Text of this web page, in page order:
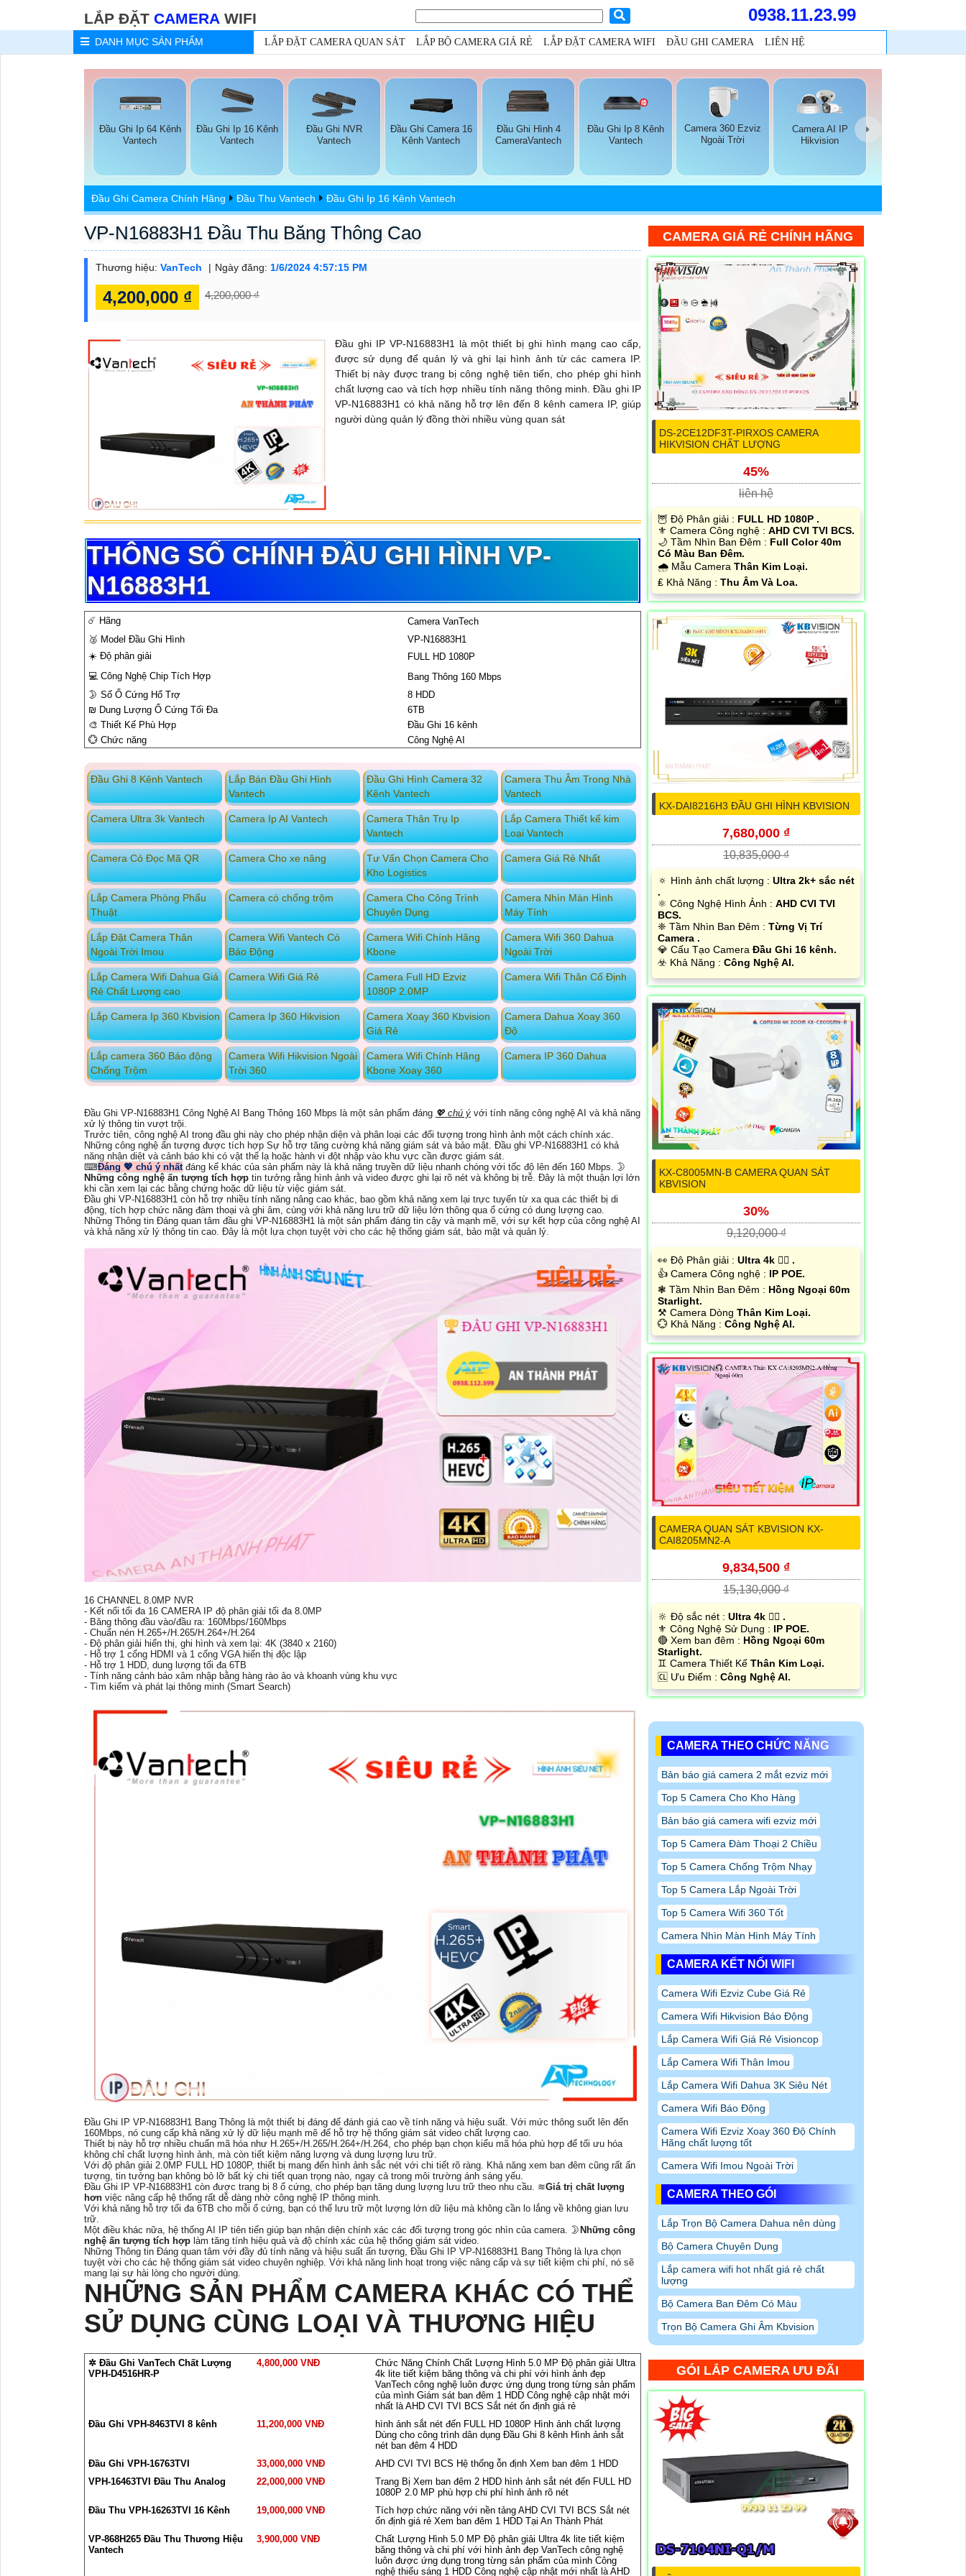
LẮP ĐẶT CAMERA WIFI 0938.11.23.99
DANH MỤC SẢN PHẨM LẮP ĐẶT CAMERA QUAN SÁT LẮP BỘ CAMERA GIÁ RẺ LẮP ĐẶT CAMERA WIFI ĐẦU GHI CAMERA LIÊN HỆ
Đầu Ghi Ip 64 Kênh
Vantech
Đầu Ghi Ip 16 Kênh
Vantech
Đầu Ghi NVR
Vantech
Đầu Ghi Camera 16
Kênh Vantech
Đầu Ghi Hình 4
CameraVantech
Đầu Ghi Ip 8 Kênh
Vantech
Camera 360 Ezviz
Ngoài Trời
Camera AI IP
Hikvision
Đầu Ghi Camera Chính Hãng Đầu Thu Vantech Đầu Ghi Ip 16 Kênh Vantech
VP-N16883H1 Đầu Thu Băng Thông Cao
Thương hiệu: VanTech Ngày đăng: 1/6/2024 4:57:15 PM
4,200,000 ₫ 4,200,000 ₫
Đầu ghi IP VP-N16883H1 là một thiết bị ghi hình mạng cao cấp,
được sử dụng để quản lý và ghi lại hình ảnh từ các camera IP.
Thiết bị này được trang bị công nghệ tiên tiến, cho phép ghi hình
chất lượng cao và tích hợp nhiều tính năng thông minh. Đầu ghi IP
VP-N16883H1 có khả năng hỗ trợ lên đến 8 kênh camera IP, giúp
người dùng quản lý đồng thời nhiều vùng quan sát
THÔNG SỐ CHÍNH ĐẦU GHI HÌNH VP-
N16883H1
☄️ Hãng
Camera VanTech
️🥈 Model Đầu Ghi Hình
VP-N16883H1
☀️ Độ phân giải
FULL HD 1080P
💻 Công Nghệ Chip Tích Hợp
Bang Thông 160 Mbps
🌛 Số Ổ Cứng Hổ Trợ
8 HDD
₪ Dung Lượng Ổ Cứng Tối Đa
6TB
🎨 Thiết Kế Phù Hợp
Đầu Ghi 16 kênh
💮 Chức năng
Công Nghệ AI
Đầu Ghi 8 Kênh Vantech
Lắp Bán Đầu Ghi Hình
Vantech
Đầu Ghi Hình Camera 32
Kênh Vantech
Camera Thu Âm Trong Nhà
Vantech
Camera Ultra 3k Vantech Camera Ip AI Vantech
Camera Thân Trụ Ip
Vantech
Lắp Camera Thiết kế kim
Loại Vantech
Camera Có Đọc Mã QR Camera Cho xe nâng
Tư Vấn Chọn Camera Cho
Kho Logistics
Camera Giá Rẻ Nhất
Lắp Camera Phòng Phẩu
Thuật
Camera có chống trộm
Camera Cho Công Trình
Chuyên Dụng
Camera Nhìn Màn Hình
Máy Tính
Lắp Đặt Camera Thân
Ngoài Trời Imou
Camera Wifi Vantech Có
Báo Động
Camera Wifi Chính Hãng
Kbone
Camera Wifi 360 Dahua
Ngoài Trời
Lắp Camera Wifi Dahua Giá
Rẻ Chất Lượng cao
Camera Wifi Giá Rẻ
Camera Full HD Ezviz
1080P 2.0MP
Camera Wifi Thân Cố Định
Lắp Camera Ip 360 Kbvision Camera Ip 360 Hikvision
Camera Xoay 360 Kbvision
Giá Rẻ
Camera Dahua Xoay 360
Độ
Lắp camera 360 Báo động
Chống Trộm
Camera Wifi Hikvision Ngoài
Trời 360
Camera Wifi Chính Hãng
Kbone Xoay 360
Camera IP 360 Dahua
Đầu Ghi VP-N16883H1 Công Nghệ AI Bang Thông 160 Mbps là một sản phẩm đáng 💖 chú ý với tính năng công nghệ AI và khả năng
xử lý thông tin vượt trội.
Trước tiên, công nghệ AI trong đầu ghi này cho phép nhận diện và phân loại các đối tượng trong hình ảnh một cách chính xác.
Những công nghệ ấn tượng được tích hợp Sự hỗ trợ tăng cường khả năng giám sát và bảo mật. Đầu ghi VP-N16883H1 có khả
năng nhận diệt và cảnh báo khi có vật thể lạ hoặc hành vi đột nhập vào khu vực cần được giám sát.
⌨Đáng 💖 chú ý nhấtđáng kể khác của sản phẩm này là khả năng truyền dữ liệu nhanh chóng với tốc độ lên đến 160 Mbps. 🌛
Những công nghệ ấn tượng tích hợp tin tưởng rằng hình ảnh và video được ghi lại rõ nét và không bị trễ. Đây là một thuận lợi lớn
khi cần xem lại các bằng chứng hoặc dữ liệu từ việc giám sát.
Đầu ghi VP-N16883H1 còn hỗ trợ nhiều tính năng nâng cao khác, bao gồm khả năng xem lại trực tuyến từ xa qua các thiết bị di
động, tích hợp chức năng đàm thoại và ghi âm, cùng với khả năng lưu trữ dữ liệu lớn thông qua ổ cứng có dung lượng cao.
Những Thông tin Đáng quan tâm đầu ghi VP-N16883H1 là một sản phẩm đáng tin cậy và mạnh mẽ, với sự kết hợp của công nghệ AI
và khả năng xử lý thông tin cao. Đây là một lựa chọn tuyệt vời cho các hệ thống giám sát, bảo mật và quản lý.
16 CHANNEL 8.0MP NVR
- Kết nối tối đa 16 CAMERA IP độ phân giải tối đa 8.0MP
- Băng thông đầu vào/đầu ra: 160Mbps/160Mbps
- Chuẩn nén H.265+/H.265/H.264+/H.264
- Độ phân giải hiển thị, ghi hình và xem lại: 4K (3840 x 2160)
- Hỗ trợ 1 cổng HDMI và 1 cổng VGA hiển thị độc lập
- Hỗ trợ 1 HDD, dung lượng tối đa 6TB
- Tính năng cảnh báo xâm nhập bằng hàng rào ảo và khoanh vùng khu vực
- Tìm kiếm và phát lại thông minh (Smart Search)
Đầu Ghi IP VP-N16883H1 Bang Thông là một thiết bị đáng để đánh giá cao về tính năng và hiệu suất. Với mức thông suốt lên đến
160Mbps, nó cung cấp khả năng xử lý dữ liệu mạnh mẽ để hỗ trợ hệ thống giám sát video chất lượng cao.
Thiết bị này hỗ trợ nhiều chuẩn mã hóa như H.265+/H.265/H.264+/H.264, cho phép bạn chọn kiểu mã hóa phù hợp để tối ưu hóa
không chỉ chất lượng hình ảnh, mà còn tiết kiệm năng lượng và dung lượng lưu trữ.
Với độ phân giải 2.0MP FULL HD 1080P, thiết bị mang đến hình ảnh sắc nét với chi tiết rõ ràng. Khả năng xem ban đêm cũng rất ấn
tượng, tin tưởng bạn không bỏ lỡ bất kỳ chi tiết quan trọng nào, ngay cả trong môi trường ánh sáng yếu.
Đầu Ghi IP VP-N16883H1 còn được trang bị 8 ổ cứng, cho phép bạn tăng dung lượng lưu trữ theo nhu cầu. ≋Giá trị chất lượng
hơn việc nâng cấp hệ thống rất dễ dàng nhờ công nghệ IP thông minh.
Với khả năng hỗ trợ tối đa 6TB cho mỗi ổ cứng, bạn có thể lưu trữ một lượng lớn dữ liệu mà không cần lo lắng về không gian lưu
trữ.
Một điều khác nữa, hệ thống AI IP tiên tiến giúp bạn nhận diện chính xác các đối tượng trong góc nhìn của camera. 🌛 Những công
nghệ ấn tượng tích hợp làm tăng tính hiệu quả và độ chính xác của hệ thống giám sát video.
Những Thông tin Đáng quan tâm với đầy đủ tính năng và hiệu suất ấn tượng, Đầu Ghi IP VP-N16883H1 Bang Thông là lựa chọn
tuyệt vời cho các hệ thống giám sát video chuyên nghiệp. Với khả năng linh hoạt trong việc nâng cấp và sự tiết kiệm chi phí, nó sẽ
mang lại sự hài lòng cho người dùng.
NHỮNG SẢN PHẨM CAMERA KHÁC CÓ THỂ
SỬ DỤNG CÙNG LOẠI VÀ THƯƠNG HIỆU
✲ Đầu Ghi VanTech Chất Lượng
VPH-D4516HR-P
4,800,000 VNĐ
Chức Năng Chính Chất Lượng Hình 5.0 MP Độ phân giải Ultra
4k lite tiết kiệm băng thông và chi phí với hình ảnh đẹp
VanTech công nghệ luôn được ứng dụng trong từng sản phẩm
của mình Giám sát ban đêm 1 HDD Công nghệ cập nhật mới
nhất là AHD CVI TVI BCS Sắt nét ổn định giá rẻ
Đầu Ghi VPH-8463TVI 8 kênh
11,200,000 VNĐ
hình ảnh sắt nét đến FULL HD 1080P Hình ảnh chất lượng
Dùng cho công trình dân dụng Đầu Ghi 8 kênh Hình ảnh sắt
nét ban đêm 4 HDD
Đầu Ghi VPH-16763TVI
33,000,000 VNĐ
AHD CVI TVI BCS Hệ thống ỗn định Xem ban đêm 1 HDD
VPH-16463TVI Đầu Thu Analog
22,000,000 VNĐ
Trang Bị Xem ban đêm 2 HDD hình ảnh sắt nét đến FULL HD
1080P 2.0 MP phù hợp chi phí hình ảnh rõ nét
Đầu Thu VPH-16263TVI 16 Kênh
19,000,000 VNĐ
Tích hợp chức năng với nền tảng AHD CVI TVI BCS Sắt nét
ổn định giá rẻ Xem ban đêm 1 HDD Tại An Thành Phát
VP-868H265 Đầu Thu Thương Hiệu
Vantech
3,900,000 VNĐ
Chất Lượng Hình 5.0 MP Độ phân giải Ultra 4k lite tiết kiệm
băng thông và chi phí với hình ảnh đẹp VanTech công nghệ
luôn được ứng dụng trong từng sản phẩm của mình Công
nghệ thiếu sáng 1 HDD Công nghệ cập nhật mới nhất là AHD
CAMERA GIÁ RẺ CHÍNH HÃNG
DS-2CE12DF3T-PIRXOS CAMERA
HIKVISION CHẤT LƯỢNG
45%
liên hệ
🦉 Độ Phân giải : FULL HD 1080P .
⚜️ Camera Công nghệ : AHD CVI TVI BCS.
🌙 Tầm Nhìn Ban Đêm : Full Color 40m
Có Màu Ban Đêm.
🌧️ Mẫu Camera Thân Kim Loại.
️₤ Khả Năng : Thu Âm Và Loa.
KX-DAI8216H3 ĐẦU GHI HÌNH KBVISION
7,680,000 ₫
10,835,000 ₫
🔅 Hình ảnh chất lượng : Ultra 2k+ sắc nét
.
⚛️ Công Nghệ Hình Ảnh : AHD CVI TVI
BCS.
❈ Tầm Nhìn Ban Đêm : Từng Vị Trí
Camera .
💎 Cấu Tạo Camera Đầu Ghi 16 kênh.
️☣️ Khả Năng : Công Nghệ AI.
KX-C8005MN-B CAMERA QUAN SÁT
KBVISION
30%
9,120,000 ₫
️👀 Độ Phân giải : Ultra 4k 👍🏾 .
👍 Camera Công nghệ : IP POE.
❃ Tầm Nhìn Ban Đêm : Hồng Ngoại 60m
Starlight.
⚒ Camera Dòng Thân Kim Loại.
️💮 Khả Năng : Công Nghệ AI.
CAMERA QUAN SÁT KBVISION KX-
CAI8205MN2-A
9,834,500 ₫
15,130,000 ₫
🔆 Độ sắc nét : Ultra 4k 👍🏾 .
⚜️ Công Nghệ Sử Dụng : IP POE.
🔴 Xem ban đêm : Hồng Ngoại 60m
Starlight.
♊ Camera Thiết Kế Thân Kim Loại.
️🆑 Ưu Điểm : Công Nghệ AI.
CAMERA THEO CHỨC NĂNG
Bản báo giá camera 2 mắt ezviz mới
Top 5 Camera Cho Kho Hàng
Bản báo giá camera wifi ezviz mới
Top 5 Camera Đàm Thoại 2 Chiều
Top 5 Camera Chống Trộm Nhạy
Top 5 Camera Lắp Ngoài Trời
Top 5 Camera Wifi 360 Tốt
Camera Nhìn Màn Hình Máy Tính
CAMERA KẾT NỐI WIFI
Camera Wifi Ezviz Cube Giá Rẻ
Camera Wifi Hikvision Báo Động
Lắp Camera Wifi Giá Rẻ Visioncop
Lắp Camera Wifi Thân Imou
Lắp Camera Wifi Dahua 3K Siêu Nét
Camera Wifi Báo Động
Camera Wifi Ezviz Xoay 360 Độ Chính
Hãng chất lượng tốt
Camera Wifi Imou Ngoài Trời
CAMERA THEO GÓI
Lắp Trọn Bộ Camera Dahua nên dùng
Bộ Camera Chuyên Dụng
Lắp camera wifi hot nhất giá rẻ chất
lượng
Bộ Camera Ban Đêm Có Màu
Trọn Bộ Camera Ghi Âm Kbvision
GÓI LẮP CAMERA ƯU ĐÃI